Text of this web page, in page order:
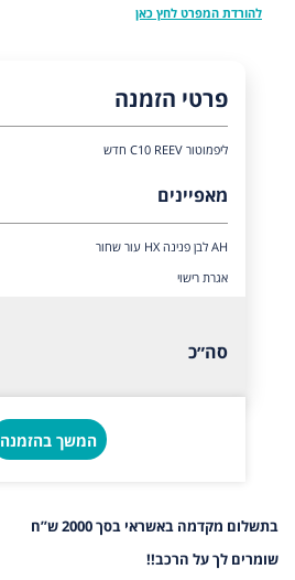
להורדת המפרט לחץ כאן
פרטי הזמנה
ליפמוטור C10 REEV חדש
מאפיינים
AH לבן פנינה HX עור שחור
אגרת רישוי
סה״כ
המשך בהזמנה
בתשלום מקדמה באשראי בסך 2000 ש”ח
שומרים לך על הרכב!!